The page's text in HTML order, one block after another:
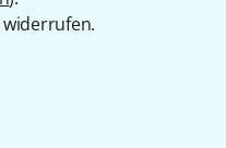
widerrufen.